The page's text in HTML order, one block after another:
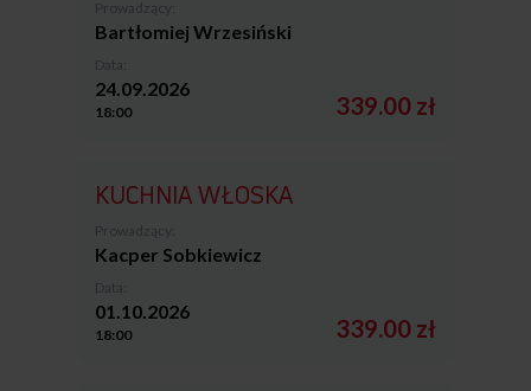
Bartłomiej Wrzesiński
24.09.2026
18:00 339.00 zł
KUCHNIA WŁOSKA
Kacper Sobkiewicz
01.10.2026
18:00 339.00 zł